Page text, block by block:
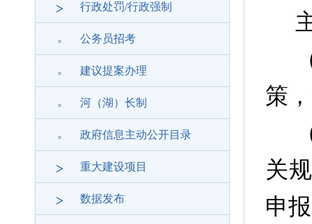
> 行政处罚/行政强制
公务员招考
建议提案办理
河（湖）长制
政府信息主动公开目录
> 重大建设项目
> 数据发布
策
关
申